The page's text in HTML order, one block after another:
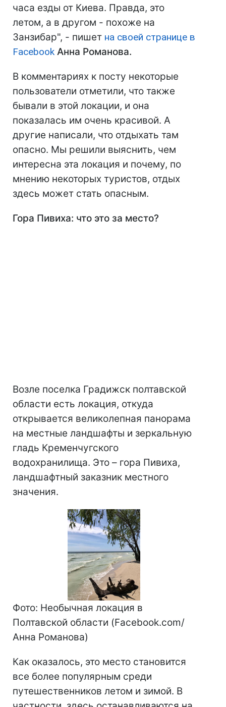
часа езды от Киева. Правда, это
летом, а в другом - похоже на
Занзибар", - пишет на своей странице в
Facebook Анна Романова.
В комментариях к посту некоторые
пользователи отметили, что также
бывали в этой локации, и она
показалась им очень красивой. А
другие написали, что отдыхать там
опасно. Мы решили выяснить, чем
интересна эта локация и почему, по
мнению некоторых туристов, отдых
здесь может стать опасным.
Гора Пивиха: что это за место?
Возле поселка Градижск полтавской
области есть локация, откуда
открывается великолепная панорама
на местные ландшафты и зеркальную
гладь Кременчугского
водохранилища. Это – гора Пивиха,
ландшафтный заказник местного
значения.
Фото: Необычная локация в
Полтавской области (Facebook.com/
Анна Романова)
Как оказалось, это место становится
все более популярным среди
путешественников летом и зимой. В